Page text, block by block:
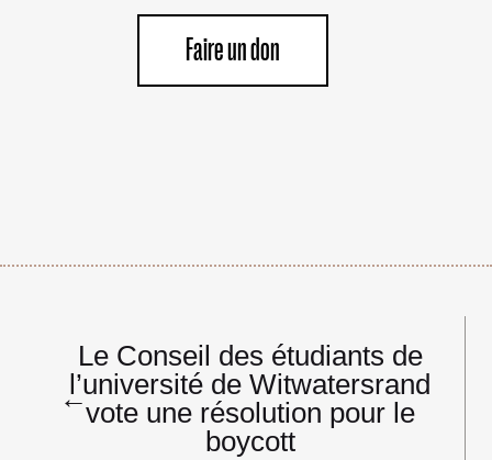
Faire un don
Navigation
de
l’article
←
Le Conseil des étudiants de
l’université de Witwatersrand
vote une résolution pour le
boycott